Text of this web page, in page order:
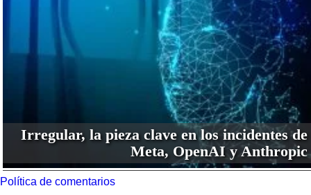
Irregular, la pieza clave en los incidentes de
Meta, OpenAI y Anthropic
Política de comentarios